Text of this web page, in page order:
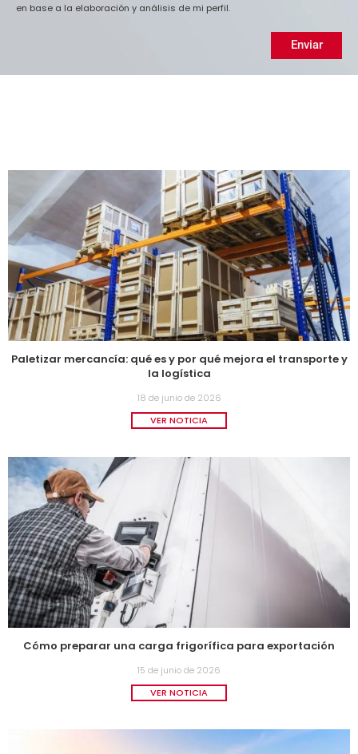
en base a la elaboración y análisis de mi perfil.
Enviar
Paletizar mercancía: qué es y por qué mejora el transporte y
la logística
18 de junio de 2026
VER NOTICIA
Cómo preparar una carga frigorífica para exportación
15 de junio de 2026
VER NOTICIA